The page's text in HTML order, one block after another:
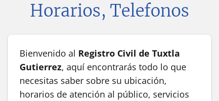
Horarios, Telefonos
Bienvenido al Registro Civil de Tuxtla
Gutierrez, aquí encontrarás todo lo que
necesitas saber sobre su ubicación,
horarios de atención al público, servicios